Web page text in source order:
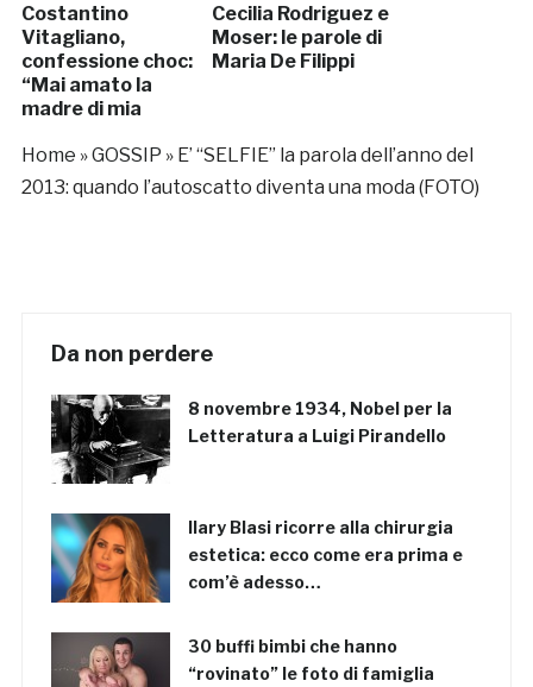
Costantino
Vitagliano,
confessione choc:
“Mai amato la
madre di mia
Cecilia Rodriguez e
Moser: le parole di
Maria De Filippi
Home »GOSSIP » E’ “SELFIE” la parola dell’anno del
2013: quando l’autoscatto diventa una moda (FOTO)
Da non perdere
8 novembre 1934, Nobel per la
Letteratura a Luigi Pirandello
Ilary Blasi ricorre alla chirurgia
estetica: ecco come era prima e
com’è adesso…
30 buffi bimbi che hanno
“rovinato” le foto di famiglia